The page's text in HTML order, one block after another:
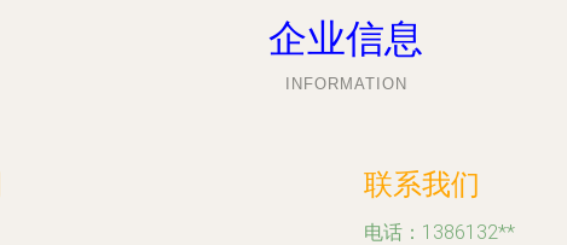
企业信息
INFORMATION
联系我们
电话：1386132**